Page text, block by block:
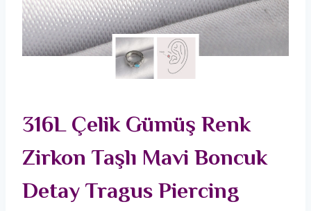
316L Çelik Gümüş Renk
Zirkon Taşlı Mavi Boncuk
Detay Tragus Piercing